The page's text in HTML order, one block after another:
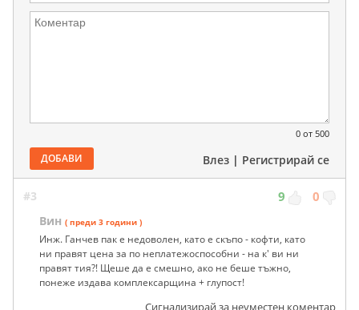
0 от 500
ДОБАВИ Влез | Регистрирай се
#3 9 0
Вин ( преди 3 години )
Инж. Ганчев пак е недоволен, като е скъпо - кофти, като
ни правят цена за по неплатежоспособни - на к' ви ни
правят тия?! Щеше да е смешно, ако не беше тъжно,
понеже издава комплексарщина + глупост!
Сигнализирай за неуместен коментар